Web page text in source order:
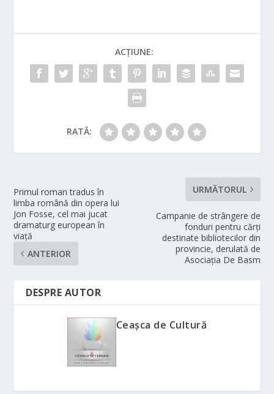
ACȚIUNE:
RATĂ:
Primul roman tradus în
limba română din opera lui
Jon Fosse, cel mai jucat
dramaturg european în
viață
ANTERIOR
URMĂTORUL
Campanie de strângere de
fonduri pentru cărți
destinate bibliotecilor din
provincie, derulată de
Asociația De Basm
DESPRE AUTOR
Ceașca de Cultură